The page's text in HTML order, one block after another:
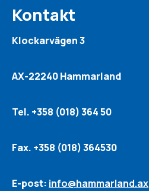
Kontakt
Klockarvägen 3
AX-22240 Hammarland
Tel. +358 (018) 364 50
Fax. +358 (018) 364530
E-post: info@hammarland.ax